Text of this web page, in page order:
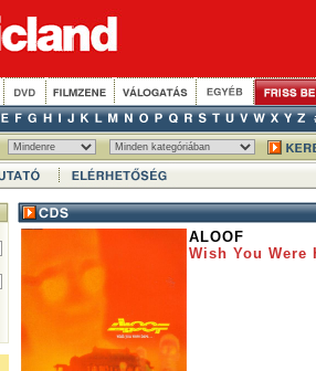
ALOOF
Wish You Were